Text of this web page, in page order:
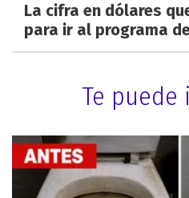
La cifra en dólares
para ir al programa
Te puede